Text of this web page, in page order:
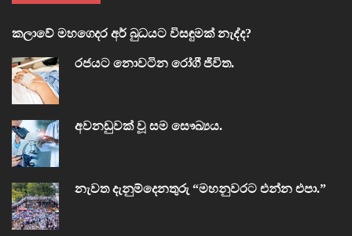
කලාවේ මහගෙදර අර් බුධයට විසඳුමක් නැද්ද?
රජයට නොවටින රෝගී ජීවිත.
අවනඩුවක් වූ සම සෞඛ්‍යය.
නැවත දැනුම්දෙනතුරු “මහනුවරට එන්න එපා.”